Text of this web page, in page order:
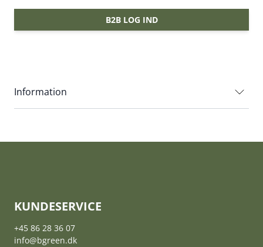
B2B LOG IND
Information
KUNDESERVICE
+45 86 28 36 07
info@bgreen.dk